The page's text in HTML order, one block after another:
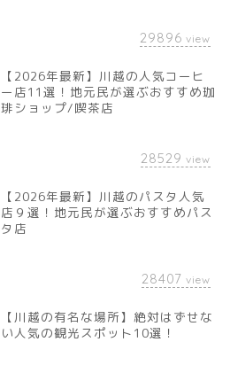
29896 view
【2026年最新】川越の人気コーヒ
ー店11選！地元民が選ぶおすすめ珈
琲ショップ/喫茶店
28529 view
【2026年最新】川越のパスタ人気
店９選！地元民が選ぶおすすめパス
タ店
28407 view
【川越の有名な場所】絶対はずせな
い人気の観光スポット10選！